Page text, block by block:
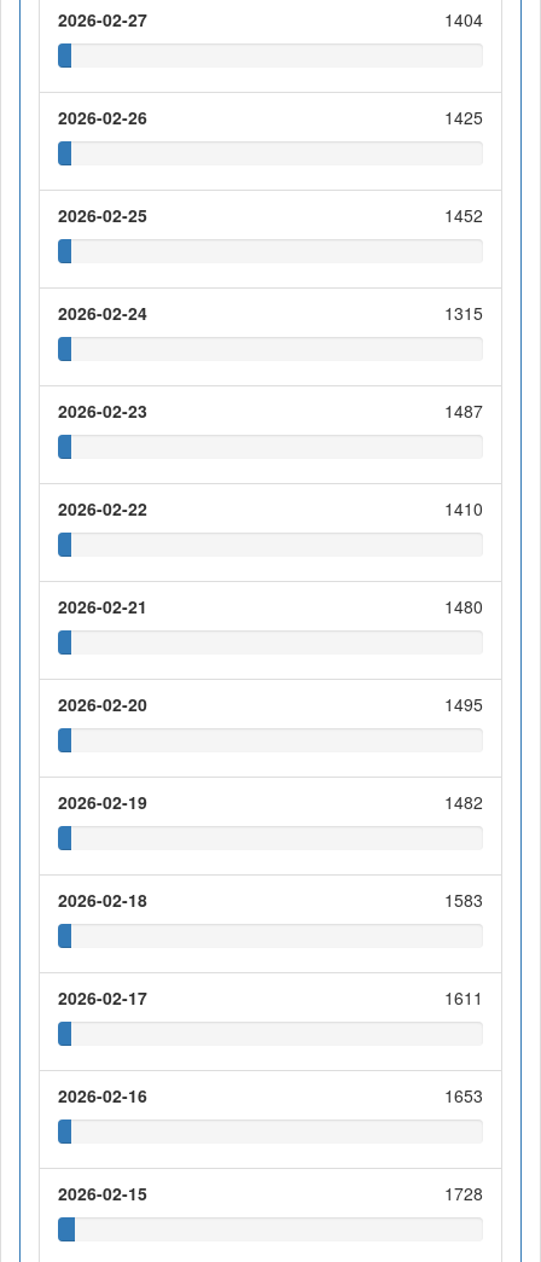
2026-02-27 1404
2026-02-26 1425
2026-02-25 1452
2026-02-24 1315
2026-02-23 1487
2026-02-22 1410
2026-02-21 1480
2026-02-20 1495
2026-02-19 1482
2026-02-18 1583
2026-02-17 1611
2026-02-16 1653
2026-02-15 1728